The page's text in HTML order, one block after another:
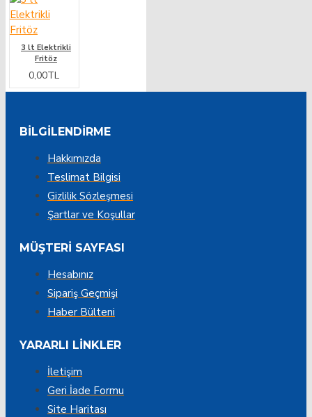
3 lt Elektrikli
Fritöz
0,00TL
BILGILENDIRME
Hakkımızda
Teslimat Bilgisi
Gizlilik Sözleşmesi
Şartlar ve Koşullar
MÜŞTERI SAYFASI
Hesabınız
Sipariş Geçmişi
Haber Bülteni
YARARLI LINKLER
İletişim
Geri İade Formu
Site Haritası